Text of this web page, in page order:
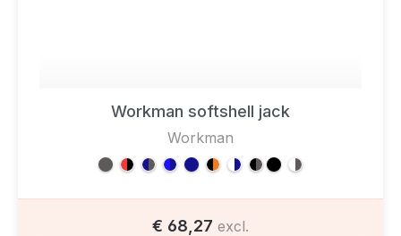
Workman softshell jack
Workman
€ 68,27 excl.